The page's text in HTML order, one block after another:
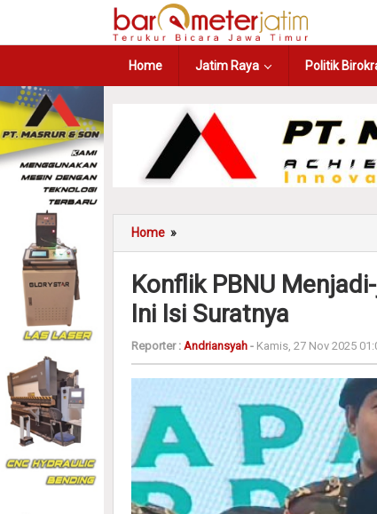
Home Jatim Raya Politik
Home »
Konflik PBNU
Ini Isi Suratnya
Reporter : Andriansyah - Kamis, 27 Nov 2025